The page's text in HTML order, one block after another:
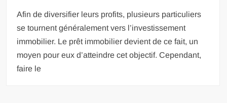
Afin de diversifier leurs profits, plusieurs particuliers
se tournent généralement vers l’investissement
immobilier. Le prêt immobilier devient de ce fait, un
moyen pour eux d’atteindre cet objectif. Cependant,
faire le